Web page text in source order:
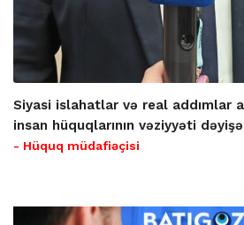
Siyasi islahatlar və real addımlar
insan hüquqlarının vəziyyəti
- Hüquq müdafiəçisi